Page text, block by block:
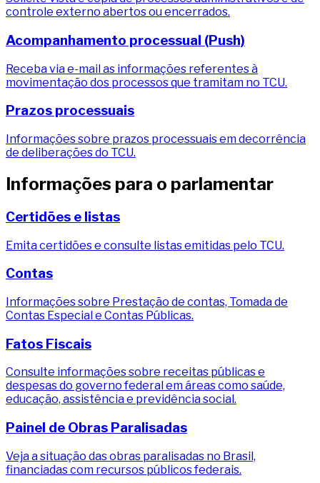
controle externo abertos ou encerrados.
Acompanhamento processual (Push)
Receba via e-mail as informações referentes à
movimentação dos processos que tramitam no TCU.
Prazos processuais
Informações sobre prazos processuais em decorrência
de deliberações do TCU.
Informações para o parlamentar
Certidões e listas
Emita certidões e consulte listas emitidas pelo TCU.
Contas
Informações sobre Prestação de contas, Tomada de
Contas Especial e Contas Públicas.
Fatos Fiscais
Consulte informações sobre receitas públicas e
despesas do governo federal em áreas como saúde,
educação, assistência e previdência social.
Painel de Obras Paralisadas
Veja a situação das obras paralisadas no Brasil,
financiadas com recursos públicos federais.